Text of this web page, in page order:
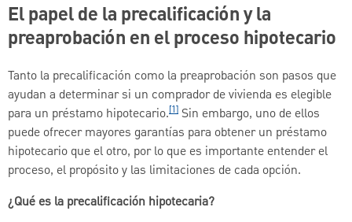
El papel de la precalificación y la
preaprobación en el proceso hipotecario
Tanto la precalificación como la preaprobación son pasos que
ayudan a determinar si un comprador de vivienda es elegible
para un préstamo hipotecario.[1] Sin embargo, uno de ellos
puede ofrecer mayores garantías para obtener un préstamo
hipotecario que el otro, por lo que es importante entender el
proceso, el propósito y las limitaciones de cada opción.
¿Qué es la precalificación hipotecaria?